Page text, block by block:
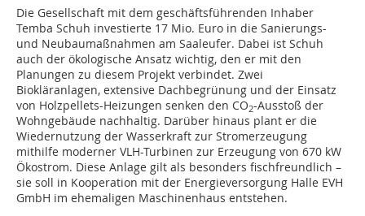
Die Gesellschaft mit dem geschäftsführenden Inhaber
Temba Schuh investierte 17 Mio. Euro in die Sanierungs-
und Neubaumaßnahmen am Saaleufer. Dabei ist Schuh
auch der ökologische Ansatz wichtig, den er mit den
Planungen zu diesem Projekt verbindet. Zwei
Biokläranlagen, extensive Dachbegrünung und der Einsatz
von Holzpellets-Heizungen senken den CO2-Ausstoß der
Wohngebäude nachhaltig. Darüber hinaus plant er die
Wiedernutzung der Wasserkraft zur Stromerzeugung
mithilfe moderner VLH-Turbinen zur Erzeugung von 670 kW
Ökostrom. Diese Anlage gilt als besonders fischfreundlich –
sie soll in Kooperation mit der Energieversorgung Halle EVH
GmbH im ehemaligen Maschinenhaus entstehen.